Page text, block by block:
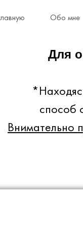
Обо мне
Для
способ
Внимательно